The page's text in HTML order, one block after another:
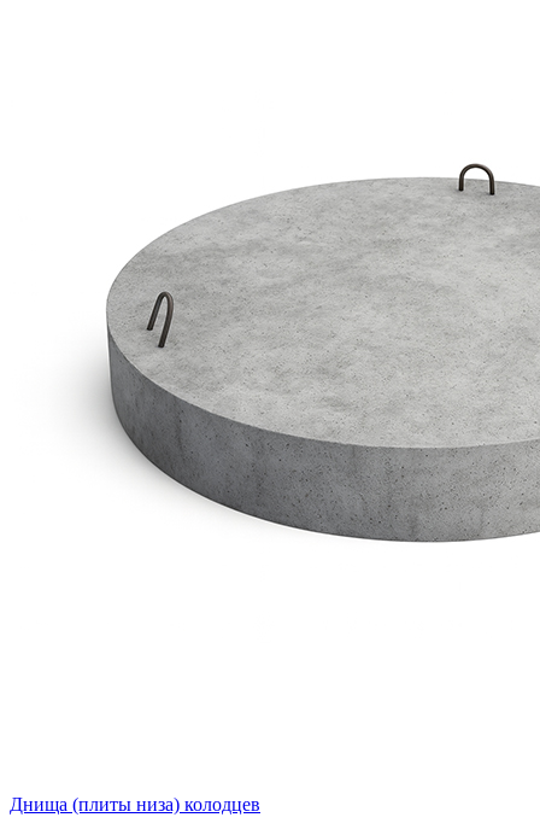
Днища (плиты низа) колодцев